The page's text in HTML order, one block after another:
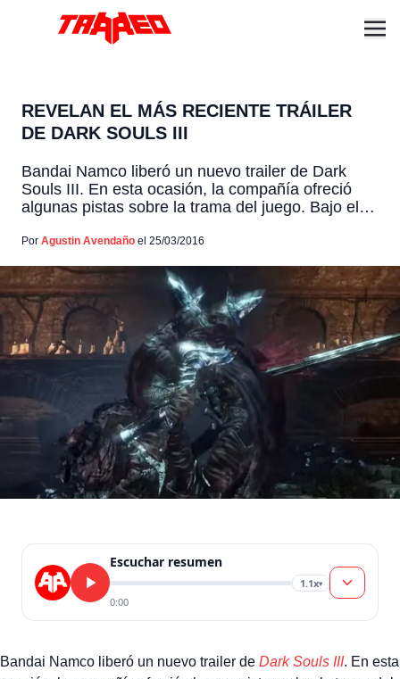
REVELAN EL MÁS RECIENTE TRÁILER
DE DARK SOULS III
Bandai Namco liberó un nuevo trailer de Dark
Souls III. En esta ocasión, la compañía ofreció
algunas pistas sobre la trama del juego. Bajo el
en el universo de Dark Souls hay un choque
muerte o luz y oscuridad. Sabemos que, […]
Por Agustin Avendaño el 25/03/2016
Escuchar resumen
1.1x▾
0:00
Bandai Namco liberó un nuevo trailer de Dark Souls III. En esta